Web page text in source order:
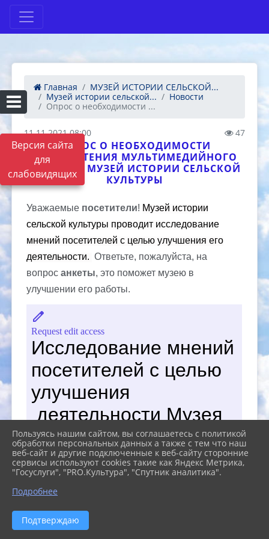
Версия сайта
для
слабовидящих
Главная
МУЗЕЙ ИСТОРИИ СЕЛЬСКОЙ...
Музей истории сельской...
Новости
Опрос о необходимости ...
11.11.2021 08:00 47
ОПРОС О НЕОБХОДИМОСТИ
ПРИОБРЕТЕНИЯ МУЛЬТИМЕДИЙНОГО
КИОСКА В МУЗЕЙ ИСТОРИИ СЕЛЬСКОЙ
КУЛЬТУРЫ
Уважаемые посетители! Музей истории
сельской культуры проводит исследование
мнений посетителей с целью улучшения его
деятельности. Ответьте, пожалуйста, на
вопросанкеты, это поможет музею в
улучшении его работы.
Пользуясь нашим сайтом, вы соглашаетесь с политикой
обработки персональных данных а также с тем что наш
веб-сайт и другие подключенные к веб-сайту сторонние
сервисы используют cookies такие как Яндекс Метрика,
"Госуслуги", "PRO.Культура", "Спутник аналитика".
Подробнее
Подтверждаю